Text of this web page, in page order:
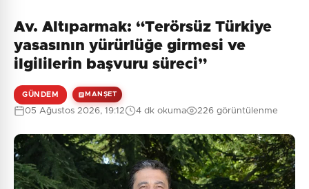
Av. Altıparmak: “Terörsüz Türkiye
yasasının yürürlüğe girmesi ve
ilgililerin başvuru süreci”
GÜNDEM MANŞET
05 Ağustos 2026, 19:12 4 dk okuma 226 görüntülenme